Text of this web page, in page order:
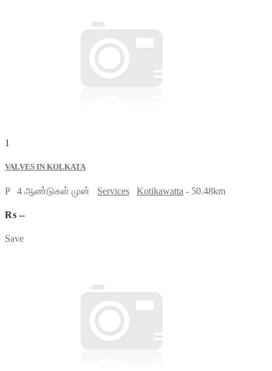
1
VALVES IN KOLKATA
P 4 ஆண்டுகள் முன் Services Kotikawatta - 50.48km
₨ --
Save